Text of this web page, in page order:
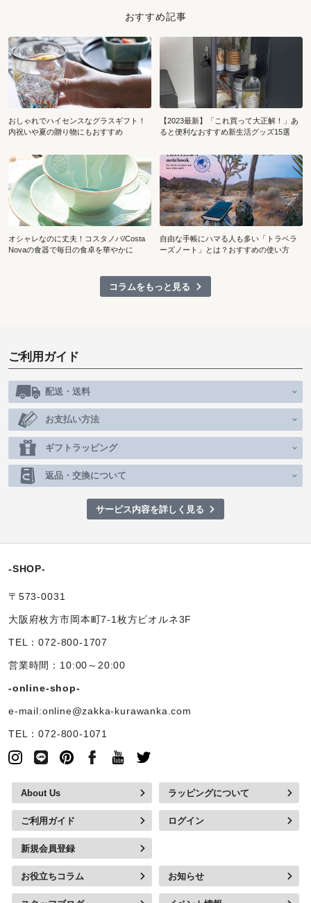
おすすめ記事
おしゃれでハイセンスなグラスギフト！
内祝いや夏の贈り物にもおすすめ
【2023最新】「これ買って大正解！」あ
ると便利なおすすめ新生活グッズ15選
オシャレなのに丈夫！コスタノバ/Costa
Novaの食器で毎日の食卓を華やかに
自由な手帳にハマる人も多い「トラベラ
ーズノート」とは？おすすめの使い方
コラムをもっと見る
ご利用ガイド
配送・送料
お支払い方法
ギフトラッピング
返品・交換について
サービス内容を詳しく見る
-SHOP-
〒573-0031
大阪府枚方市岡本町7-1枚方ビオルネ3F
TEL：072-800-1707
営業時間：10:00～20:00
-online-shop-
e-mail:online@zakka-kurawanka.com
TEL：072-800-1071
About Us ラッピングについて
ご利用ガイド ログイン
新規会員登録
お役立ちコラム お知らせ